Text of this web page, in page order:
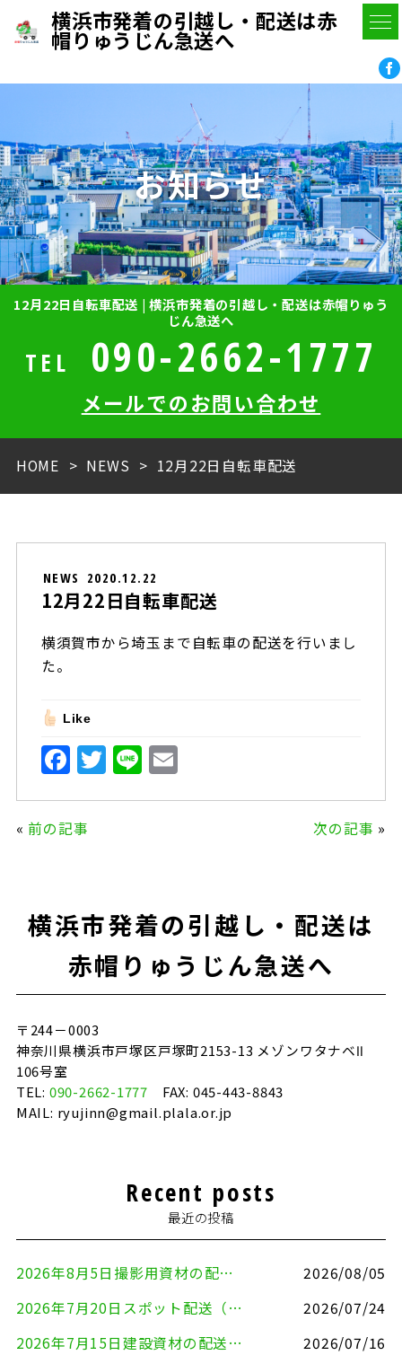
横浜市発着の引越し・配送は赤
帽りゅうじん急送へ
お知らせ
12月22日自転車配送 | 横浜市発着の引越し・配送は赤帽りゅう
じん急送へ
TEL 090-2662-1777
メールでのお問い合わせ
HOME NEWS 12月22日自転車配送
NEWS 2020.12.22
12月22日自転車配送
横須賀市から埼玉まで自転車の配送を行いまし
た。
Like
F
a
c
e
o
o
k
T
w
Li
n
E
m
« 前の記事 次の記事 »
横浜市発着の引越し・配送は
赤帽りゅうじん急送へ
〒244－0003
神奈川県横浜市戸塚区戸塚町2153-13 メゾンワタナベⅡ
106号室
TEL: 090-2662-1777 FAX: 045-443-8843
MAIL: ryujinn@gmail.plala.or.jp
Recent posts
最近の投稿
2026年8月5日撮影用資材の配送（鎌倉市⇒港区）
2026/08/05
2026年7月20日スポット配送（横浜市金沢区⇒愛知県豊川市）
2026/07/24
2026年7月15日建設資材の配送（横浜市金沢区⇒横須賀市）
2026/07/16